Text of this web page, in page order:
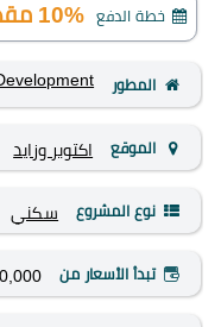
خطة الدفع 10% مقدم وتقسيط 8 سنوات
المطور
الموقع اكتوبر وزايد
نوع المشروع سكني
تبدأ الأسعار من